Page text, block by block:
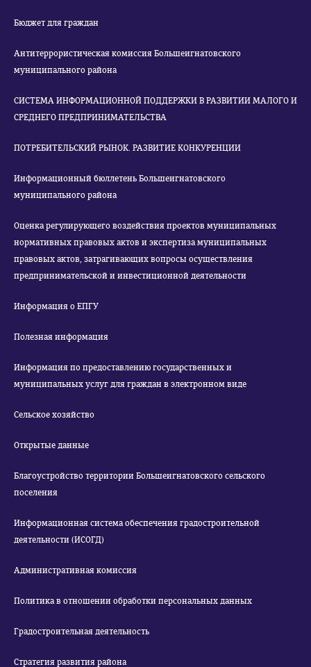
Бюджет для граждан
Антитеррористическая комиссия Большеигнатовского
муниципального района
СИСТЕМА ИНФОРМАЦИОННОЙ ПОДДЕРЖКИ В РАЗВИТИИ МАЛОГО И
СРЕДНЕГО ПРЕДПРИНИМАТЕЛЬСТВА
ПОТРЕБИТЕЛЬСКИЙ РЫНОК. РАЗВИТИЕ КОНКУРЕНЦИИ
Информационный бюллетень Большеигнатовского
муниципального района
Оценка регулирующего воздействия проектов муниципальных
нормативных правовых актов и экспертиза муниципальных
правовых актов, затрагивающих вопросы осуществления
предпринимательской и инвестиционной деятельности
Информация о ЕПГУ
Полезная информация
Информация по предоставлению государственных и
муниципальных услуг для граждан в электронном виде
Сельское хозяйство
Открытые данные
Благоустройство территории Большеигнатовского сельского
поселения
Информационная система обеспечения градостроительной
деятельности (ИСОГД)
Административная комиссия
Политика в отношении обработки персональных данных
Градостроительная деятельность
Стратегия развития района